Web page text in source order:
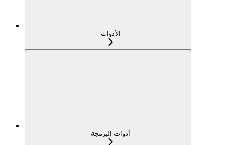
الأدوات
أدوات البرمجة